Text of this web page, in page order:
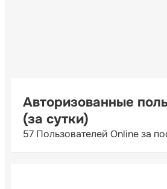
Авторизованные
(за сутки)
57 Пользователей Online за